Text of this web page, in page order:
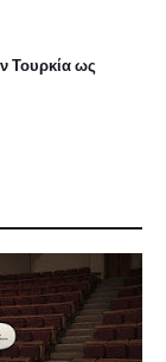
Τουρκία ως